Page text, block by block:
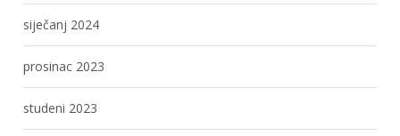
siječanj 2024
prosinac 2023
studeni 2023